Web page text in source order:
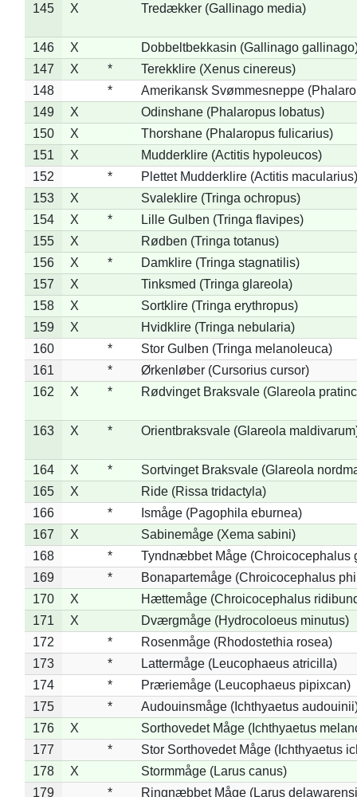
145
X Tredækker (Gallinago media)
146 X
Dobbeltbekkasin (Gallinago
147
X *
Terekklire (Xenus cinereus)
148
*
Amerikansk Svømmesneppe
149
X
Odinshane (Phalaropus lobatus)
150
X
Thorshane (Phalaropus fulicarius)
151
X
Mudderklire (Actitis hypoleucos)
152
*
Plettet Mudderklire (Actitis macularius)
153
X
Svaleklire (Tringa ochropus)
154
X *
Lille Gulben (Tringa flavipes)
155
X
Rødben (Tringa totanus)
156
X *
Damklire (Tringa stagnatilis)
157
X
Tinksmed (Tringa glareola)
158
X
Sortklire (Tringa erythropus)
159
X
Hvidklire (Tringa nebularia)
160
*
Stor Gulben (Tringa melanoleuca)
161
*
Ørkenløber (Cursorius cursor)
162
X * Rødvinget Braksvale (Glareola
163 X * Orientbraksvale (Glareola
164 X *
Sortvinget Braksvale (Glareola
165
X
Ride (Rissa tridactyla)
166
*
Ismåge (Pagophila eburnea)
167
X
Sabinemåge (Xema sabini)
168
*
Tyndnæbbet Måge (Chroicocephalus
169
*
Bonapartemåge (Chroicocephalus
170
X
Hættemåge (Chroicocephalus
171
X
Dværgmåge (Hydrocoloeus minutus)
172
*
Rosenmåge (Rhodostethia rosea)
173
*
Lattermåge (Leucophaeus atricilla)
174
*
Præriemåge (Leucophaeus pipixcan)
175
*
Audouinsmåge (Ichthyaetus
176
X
Sorthovedet Måge (Ichthyaetus
177
*
Stor Sorthovedet Måge (Ichthyaetus
178
X
Stormmåge (Larus canus)
179
*
Ringnæbbet Måge (Larus